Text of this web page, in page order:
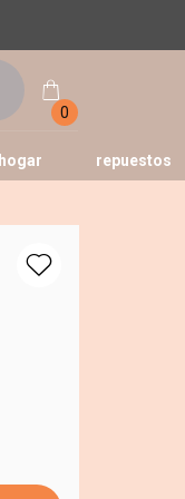
0
hogar repuestos